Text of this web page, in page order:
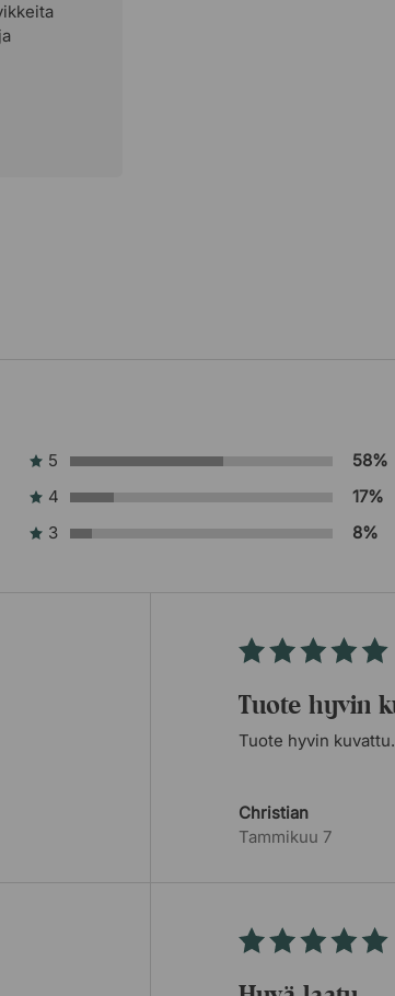
5
58%
4
17%
3
8%
Tuote hyvin
Tuote hyvin
Christian
Tammikuu 7